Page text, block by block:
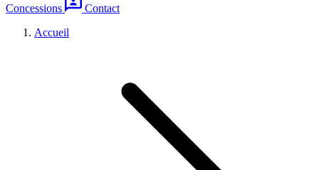
Concessions
Contact
Accueil